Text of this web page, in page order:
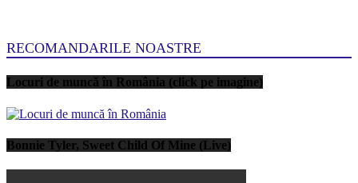
RECOMANDARILE NOASTRE
Locuri de muncă în România (click pe imagine)
Bonnie Tyler, Sweet Child Of Mine (Live)